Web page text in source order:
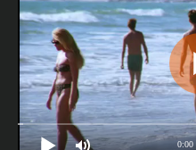
0:00